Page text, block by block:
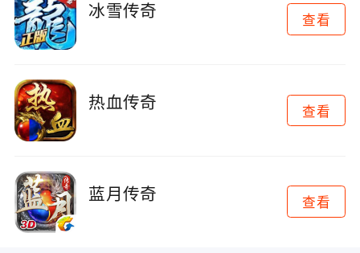
冰雪传奇 查看
热血传奇 查看
蓝月传奇 查看